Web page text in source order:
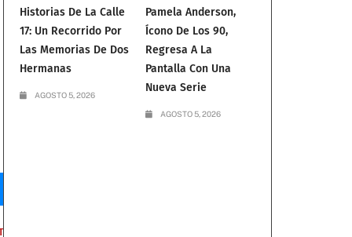
Historias De La Calle
17: Un Recorrido Por
Las Memorias De Dos
Hermanas
AGOSTO 5, 2026
Pamela Anderson,
Ícono De Los 90,
Regresa A La
Pantalla Con Una
Nueva Serie
AGOSTO 5, 2026